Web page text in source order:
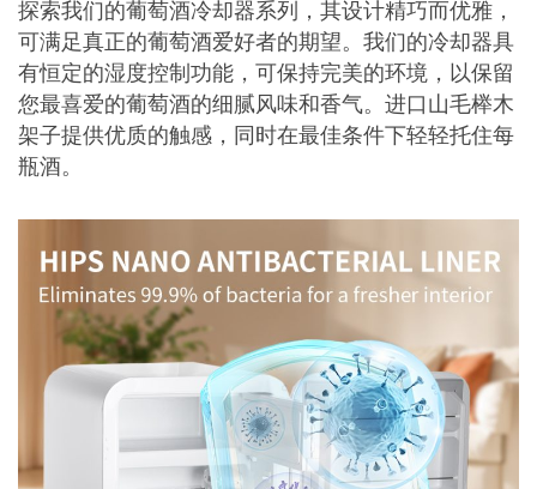
探索我们的葡萄酒冷却器系列，其设计精巧而优雅，
可满足真正的葡萄酒爱好者的期望。我们的冷却器具
有恒定的湿度控制功能，可保持完美的环境，以保留
您最喜爱的葡萄酒的细腻风味和香气。进口山毛榉木
架子提供优质的触感，同时在最佳条件下轻轻托住每
瓶酒。